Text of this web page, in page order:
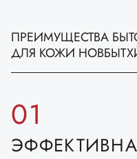
ПРЕИМУЩЕСТВА
ДЛЯ КОЖИ
01